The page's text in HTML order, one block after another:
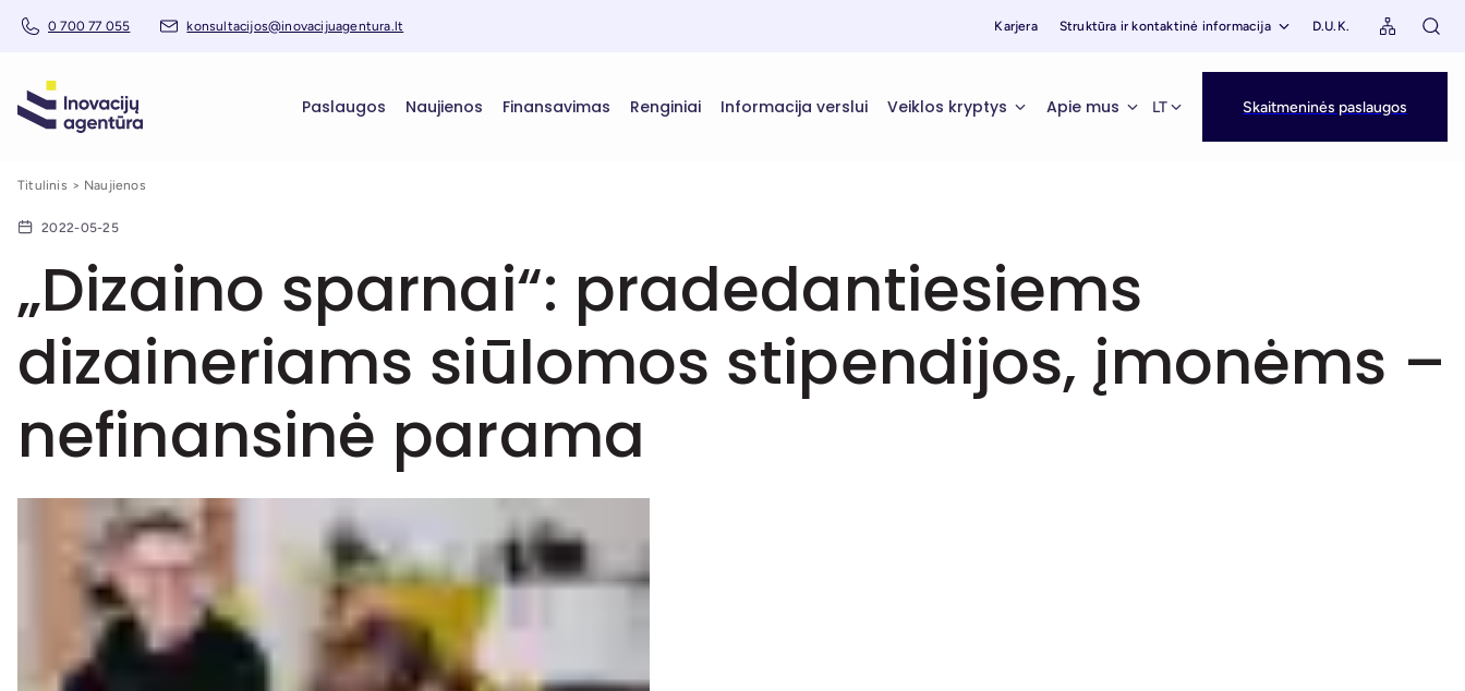
0 700 77 055 konsultacijos@inovacijuagentura.lt Karjera Struktūra ir kontaktinė informacija D.U.K.
Paslaugos Naujienos Finansavimas Renginiai Informacija verslui Veiklos kryptys Apie mus LT Skaitmeninės paslaugos
Titulinis Naujienos
2022-05-25
„Dizaino sparnai“: pradedantiesiems
dizaineriams siūlomos stipendijos, įmonėms –
nefinansinė parama